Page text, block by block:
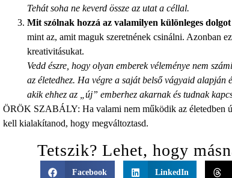
Tehát soha ne keverd össze az utat a céllal.
Mit szólnak hozzá az valamilyen különleges dolgot
mint az, amit maguk szeretnének csinálni. Azonban
kreativitásukat.
Vedd észre, hogy olyan emberek véleménye nem
az életedhez. Ha végre a saját belső vágyaid alapján
akik ehhez az „új” emberhez akarnak és tudnak
ÖRÖK SZABÁLY: Ha valami nem működik az életedben
kell kialakítanod, hogy megváltoztasd.
Tetszik? Lehet, hogy
Facebook LinkedIn